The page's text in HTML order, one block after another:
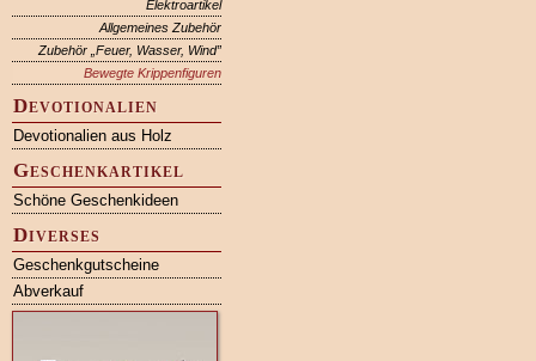
Elektroartikel
Allgemeines Zubehör
Zubehör „Feuer, Wasser, Wind”
Bewegte Krippenfiguren
Devotionalien
Devotionalien aus Holz
Geschenkartikel
Schöne Geschenkideen
Diverses
Geschenkgutscheine
Abverkauf